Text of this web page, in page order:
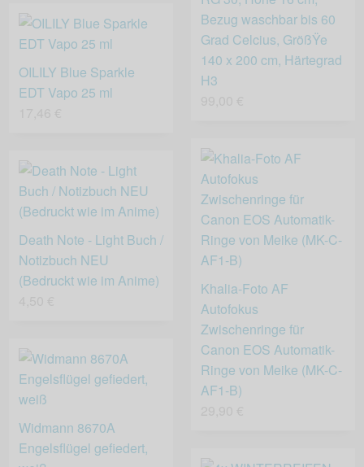
Bezug waschbar bis 60
Grad Celcius, GrößŸe
140 x 200 cm, Härtegrad
H3
OILILY Blue Sparkle
EDT Vapo 25 ml
Khalia-Foto AF
Autofokus
Zwischenringe für
Canon EOS Automatik-
Ringe von Meike (MK-C-
AF1-B)
Death Note - Light Buch /
Notizbuch NEU
(Bedruckt wie im Anime)
Widmann 8670A
Engelsflügel gefiedert,